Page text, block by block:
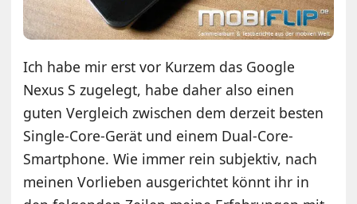
Ich habe mir erst vor Kurzem das Google
Nexus S zugelegt, habe daher also einen
guten Vergleich zwischen dem derzeit besten
Single-Core-Gerät und einem Dual-Core-
Smartphone. Wie immer rein subjektiv, nach
meinen Vorlieben ausgerichtet könnt ihr in